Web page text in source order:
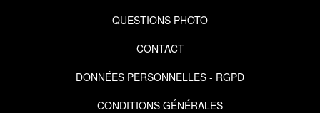
QUESTIONS PHOTO
CONTACT
DONNÉES PERSONNELLES - RGPD
CONDITIONS GÉNÉRALES